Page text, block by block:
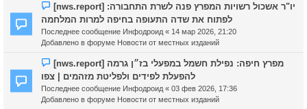
Н
о
с
о
о
б
щ
[nws.report] יו"ר אשכול רשויות המפרץ פנה לשרת התחבורה:
לפתוח את שדה התעופה בחיפה למרות המלחמה
Последнее сообщение Инфодроид « 14 мар 2026, 21:20
Добавлено в форуме Новости от местных изданий
Н
о
[nws.report] מפרץ חיפה: נפילת חשמל במפעלי בז״ן גרמה
להפעלת לפידים ולפליטת מזהמים | צפו
Последнее сообщение Инфодроид « 03 фев 2026, 17:36
Добавлено в форуме Новости от местных изданий